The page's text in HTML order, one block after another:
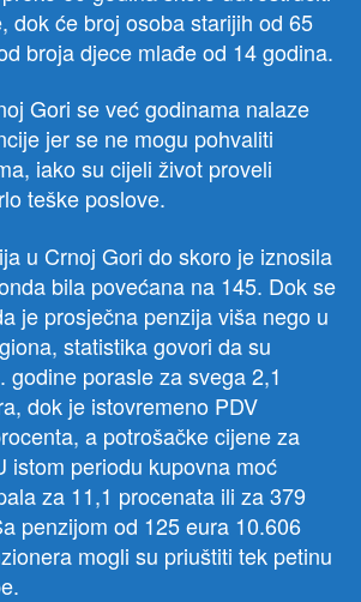
dok će broj osoba starijih od 65
broja djece mlađe od 14 godina.
Gori se već godinama nalaze
jer se ne mogu pohvaliti
iako su cijeli život proveli
teške poslove.
u Crnoj Gori do skoro je iznosila
bila povećana na 145. Dok se
je prosječna penzija viša nego u
statistika govori da su
godine porasle za svega 2,1
dok je istovremeno PDV
a potrošačke cijene za
istom periodu kupovna moć
za 11,1 procenata ili za 379
penzijom od 125 eura 10.606
mogli su priuštiti tek petinu